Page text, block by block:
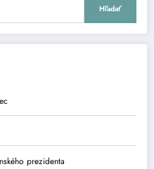
Hľadať
prezidenta